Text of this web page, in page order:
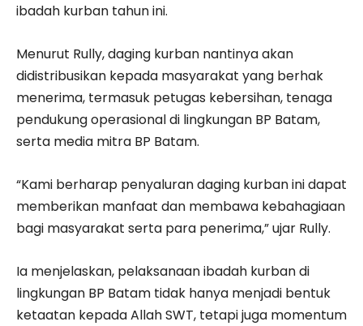
ibadah kurban tahun ini.
Menurut Rully, daging kurban nantinya akan
didistribusikan kepada masyarakat yang berhak
menerima, termasuk petugas kebersihan, tenaga
pendukung operasional di lingkungan BP Batam,
serta media mitra BP Batam.
“Kami berharap penyaluran daging kurban ini dapat
memberikan manfaat dan membawa kebahagiaan
bagi masyarakat serta para penerima,” ujar Rully.
Ia menjelaskan, pelaksanaan ibadah kurban di
lingkungan BP Batam tidak hanya menjadi bentuk
ketaatan kepada Allah SWT, tetapi juga momentum